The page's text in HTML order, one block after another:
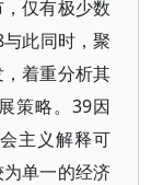
仅有极少数
此同时，聚
着重分析其
策略。39因
主义解释可
单一的经济